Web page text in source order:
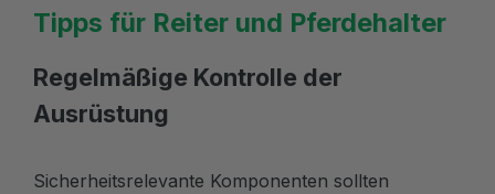
Tipps für Reiter und Pferdehalter
Regelmäßige Kontrolle der
Ausrüstung
Sicherheitsrelevante Komponenten sollten